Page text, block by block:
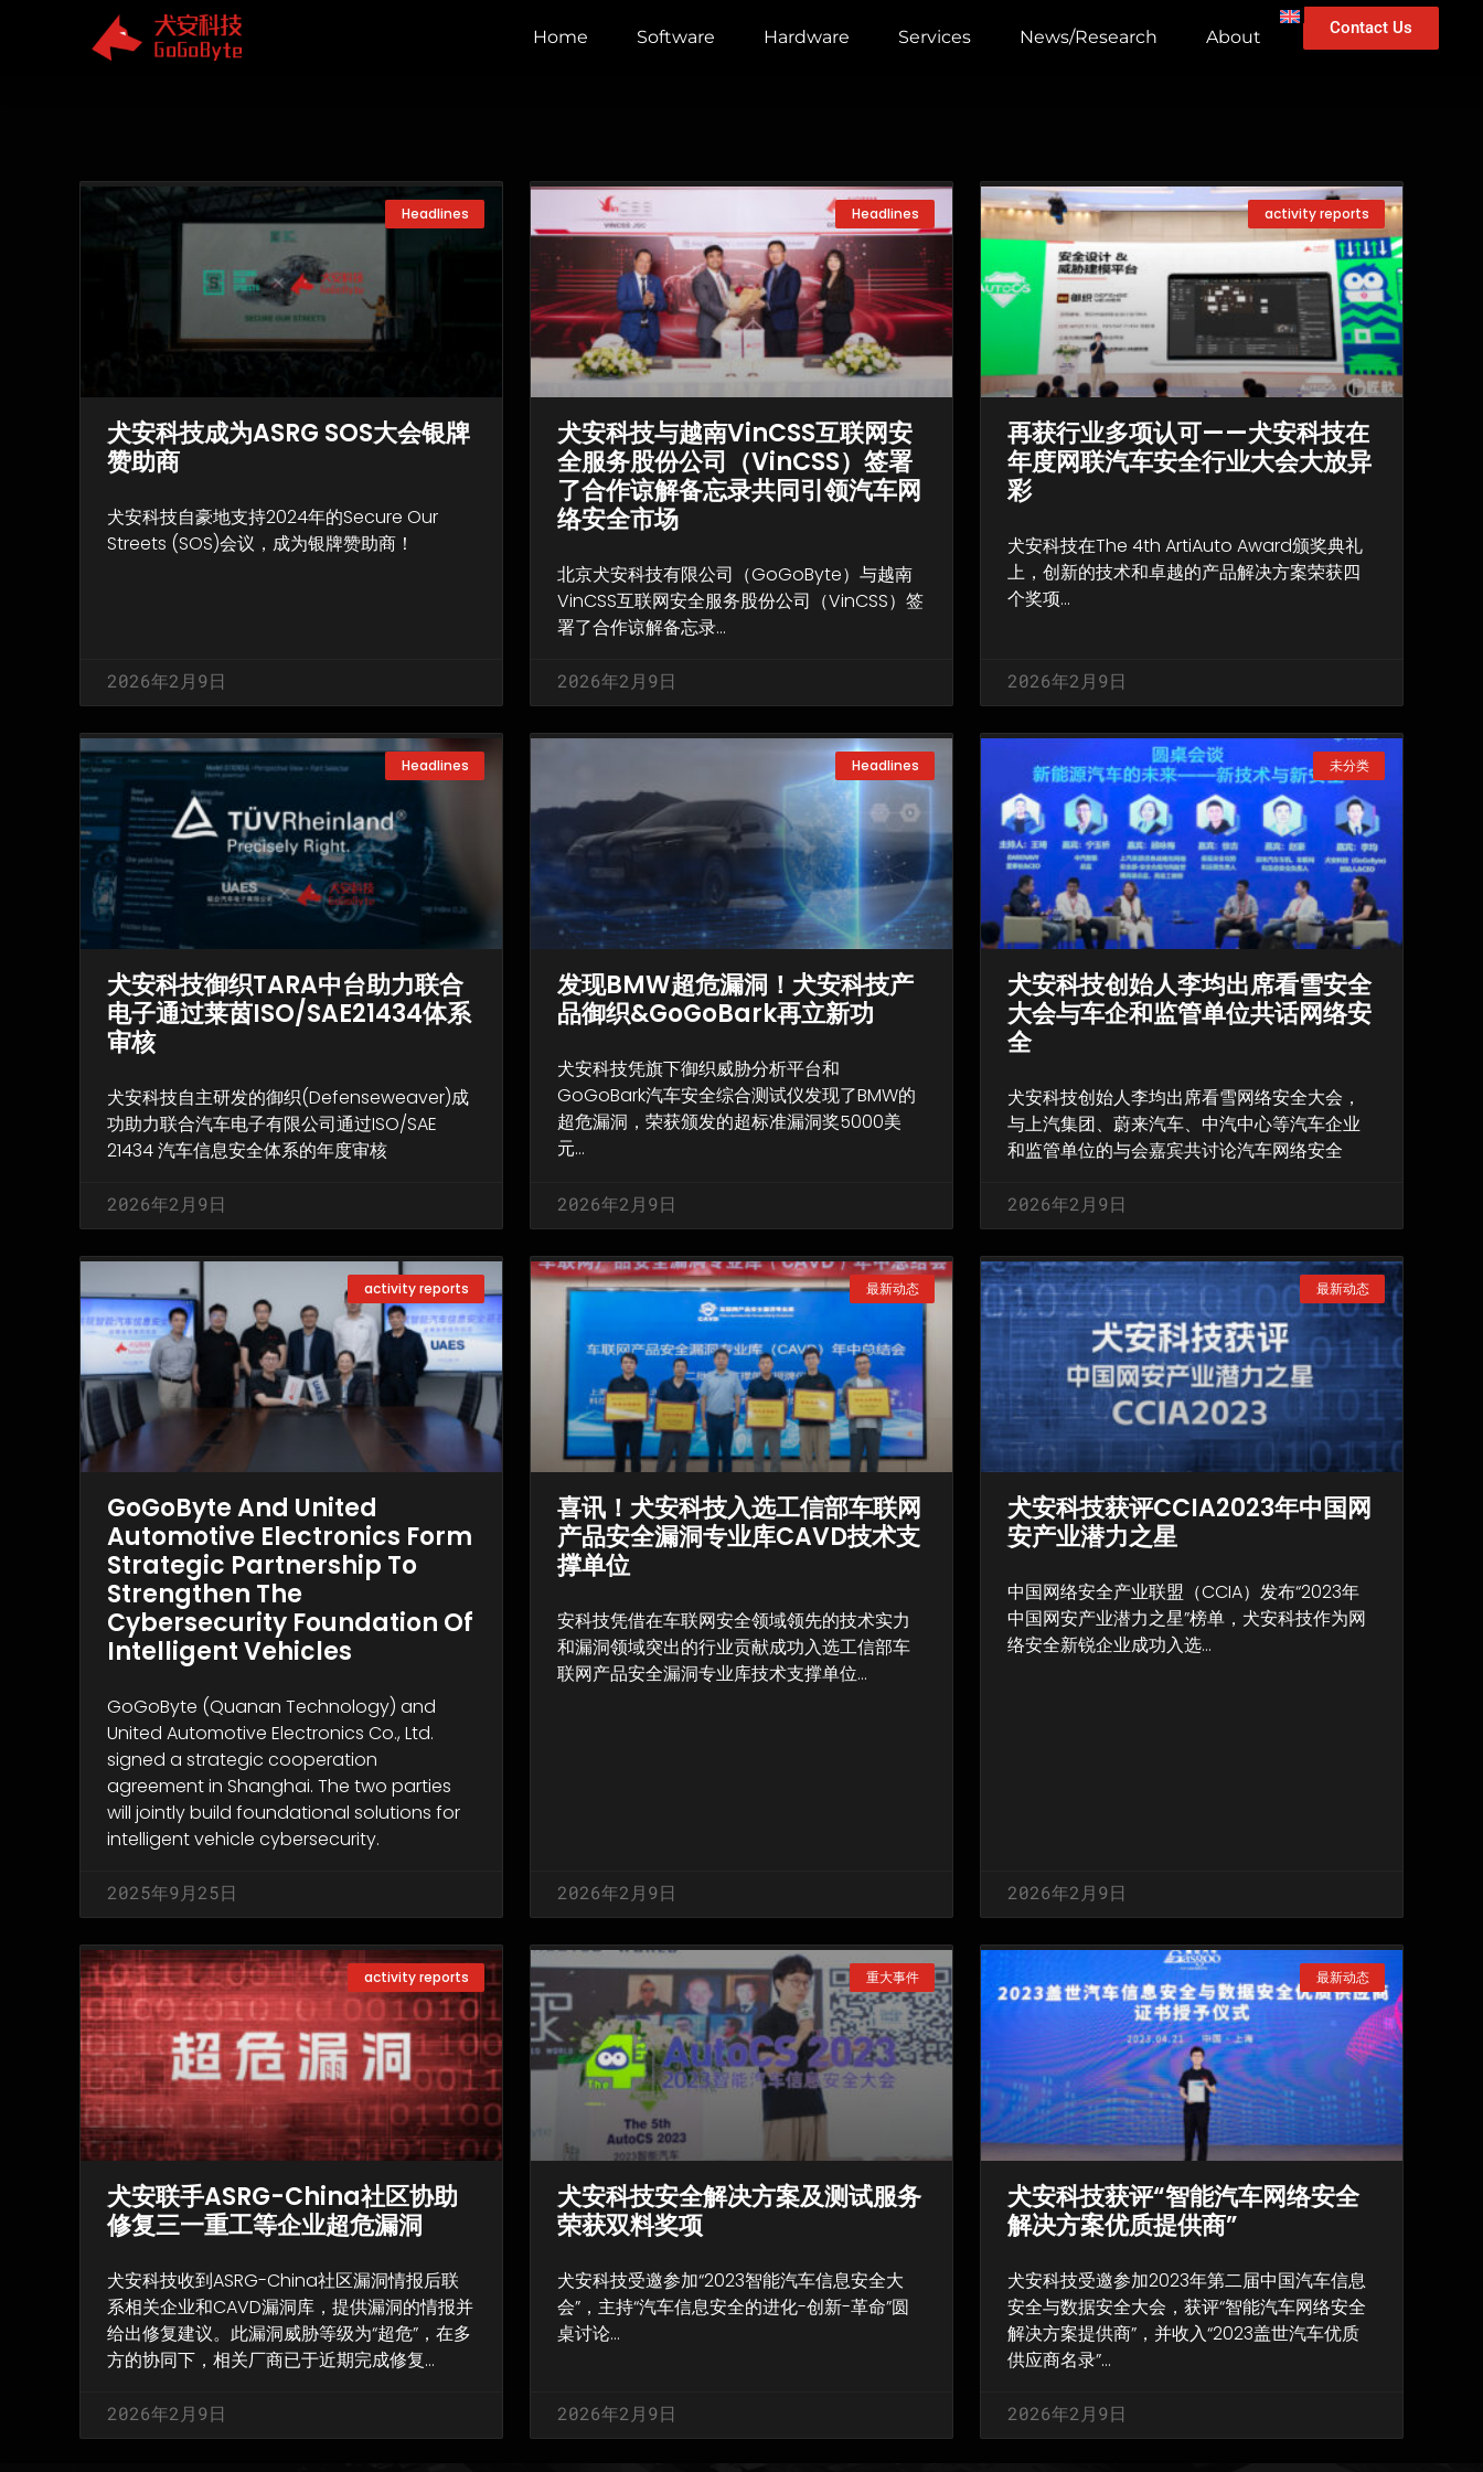
Contact Us
Home Software Hardware Services News/Research About
Headlines
犬安科技成为ASRG SOS大会银牌
赞助商
犬安科技自豪地支持2024年的Secure Our
Streets (SOS)会议，成为银牌赞助商！
2026年2月9日
Headlines
犬安科技与越南VinCSS互联网安
全服务股份公司（VinCSS）签署
了合作谅解备忘录共同引领汽车网
络安全市场
北京犬安科技有限公司（GoGoByte）与越南
VinCSS互联网安全服务股份公司（VinCSS）签
署了合作谅解备忘录…
2026年2月9日
activity reports
再获行业多项认可——犬安科技在
年度网联汽车安全行业大会大放异
彩
犬安科技在The 4th ArtiAuto Award颁奖典礼
上，创新的技术和卓越的产品解决方案荣获四
个奖项…
2026年2月9日
Headlines
犬安科技御织TARA中台助力联合
电子通过莱茵ISO/SAE21434体系
审核
犬安科技自主研发的御织(Defenseweaver)成
功助力联合汽车电子有限公司通过ISO/SAE
21434 汽车信息安全体系的年度审核
2026年2月9日
Headlines
发现BMW超危漏洞！犬安科技产
品御织&GoGoBark再立新功
犬安科技凭旗下御织威胁分析平台和
GoGoBark汽车安全综合测试仪发现了BMW的
超危漏洞，荣获颁发的超标准漏洞奖5000美
元…
2026年2月9日
未分类
犬安科技创始人李均出席看雪安全
大会与车企和监管单位共话网络安
全
犬安科技创始人李均出席看雪网络安全大会，
与上汽集团、蔚来汽车、中汽中心等汽车企业
和监管单位的与会嘉宾共讨论汽车网络安全
2026年2月9日
activity reports
GoGoByte And United
Automotive Electronics Form
Strategic Partnership To
Strengthen The
Cybersecurity Foundation Of
Intelligent Vehicles
GoGoByte (Quanan Technology) and
United Automotive Electronics Co., Ltd.
signed a strategic cooperation
agreement in Shanghai. The two parties
will jointly build foundational solutions for
intelligent vehicle cybersecurity.
2025年9月25日
最新动态
喜讯！犬安科技入选工信部车联网
产品安全漏洞专业库CAVD技术支
撑单位
安科技凭借在车联网安全领域领先的技术实力
和漏洞领域突出的行业贡献成功入选工信部车
联网产品安全漏洞专业库技术支撑单位…
2026年2月9日
最新动态
犬安科技获评CCIA2023年中国网
安产业潜力之星
中国网络安全产业联盟（CCIA）发布“2023年
中国网安产业潜力之星”榜单，犬安科技作为网
络安全新锐企业成功入选…
2026年2月9日
activity reports
犬安联手ASRG-China社区协助
修复三一重工等企业超危漏洞
犬安科技收到ASRG-China社区漏洞情报后联
系相关企业和CAVD漏洞库，提供漏洞的情报并
给出修复建议。此漏洞威胁等级为“超危”，在多
方的协同下，相关厂商已于近期完成修复…
2026年2月9日
重大事件
犬安科技安全解决方案及测试服务
荣获双料奖项
犬安科技受邀参加“2023智能汽车信息安全大
会”，主持“汽车信息安全的进化-创新-革命”圆
桌讨论…
2026年2月9日
最新动态
犬安科技获评“智能汽车网络安全
解决方案优质提供商”
犬安科技受邀参加2023年第二届中国汽车信息
安全与数据安全大会，获评“智能汽车网络安全
解决方案提供商”，并收入“2023盖世汽车优质
供应商名录”…
2026年2月9日
PagePagePage